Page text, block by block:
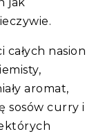
jak
całych nasion
aromat,
sosów curry i